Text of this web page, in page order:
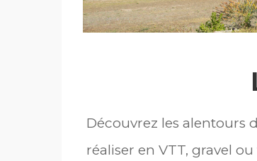
Découvrez les alentours
réaliser en VTT, gravel